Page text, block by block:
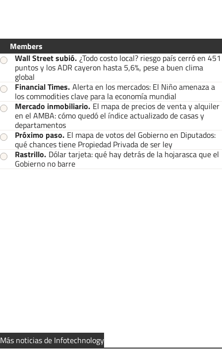
Members
Wall Street subió. ¿Todo costo local? riesgo país cerró en 451
puntos y los ADR cayeron hasta 5,6%, pese a buen clima
global
Financial Times. Alerta en los mercados: El Niño amenaza a
los commodities clave para la economía mundial
Mercado inmobiliario. El mapa de precios de venta y alquiler
en el AMBA: cómo quedó el índice actualizado de casas y
departamentos
Próximo paso. El mapa de votos del Gobierno en Diputados:
qué chances tiene Propiedad Privada de ser ley
Rastrillo. Dólar tarjeta: qué hay detrás de la hojarasca que el
Gobierno no barre
Más noticias de Infotechnology